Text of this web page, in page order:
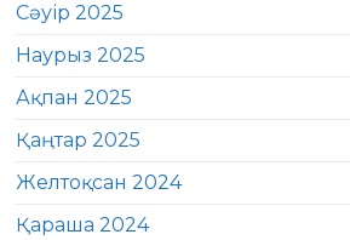
Сәуір 2025
Наурыз 2025
Ақпан 2025
Қаңтар 2025
Желтоқсан 2024
Қараша 2024